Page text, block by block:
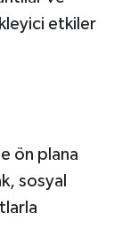
etkiler
ön plana
sosyal